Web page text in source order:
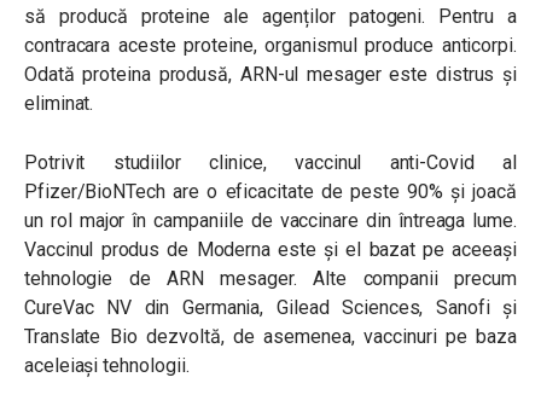
să producă proteine ale agenților patogeni. Pentru a
contracara aceste proteine, organismul produce anticorpi.
Odată proteina produsă, ARN-ul mesager este distrus și
eliminat.
Potrivit studiilor clinice, vaccinul anti-Covid al
Pfizer/BioNTech are o eficacitate de peste 90% și joacă
un rol major în campaniile de vaccinare din întreaga lume.
Vaccinul produs de Moderna este și el bazat pe aceeași
tehnologie de ARN mesager. Alte companii precum
CureVac NV din Germania, Gilead Sciences, Sanofi și
Translate Bio dezvoltă, de asemenea, vaccinuri pe baza
aceleiași tehnologii.